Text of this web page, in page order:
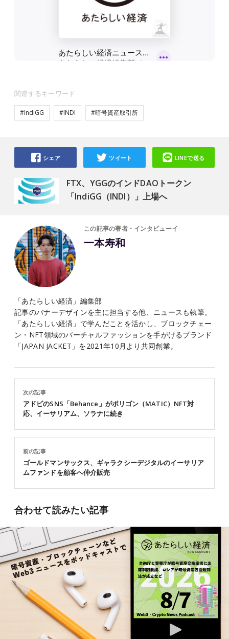
関連するキーワード
#IndiGG #INDI #暗号資産取引所
FTX、YGGのインドDAOトークン
「IndiGG（INDI）」上場へ
シェア ツイート LINEで送る
この記事の著者・インタビューイ
一本寿和
「あたらしい経済」編集部
記事のバナーデザインを主に担当する他、ニュースも執筆。
「あたらしい経済」で学んだことを活かし、ブロックチェー
ン・NFT領域のバーチャルファッションを手がけるブランド
「JAPAN JACKET」を2021年10月より共同創業。
前の記事
ゴールドマンサックス、ギャラクシーデジタルのイーサリア
ムファンドを顧客へ仲介販売
次の記事
アドビのSNS「Behance」がポリゴン（MATIC）NFT対
応、イーサリアム、ソラナに続き
合わせて読みたい記事